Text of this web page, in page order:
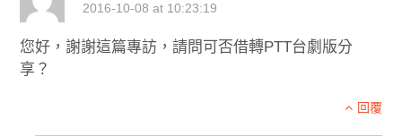
2016-10-08 at 10:23:19
您好，謝謝這篇專訪，請問可否借轉PTT台劇版分
享？
回覆